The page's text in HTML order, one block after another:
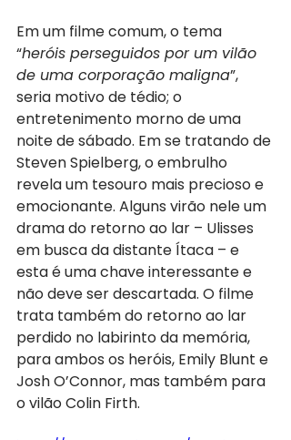
Em um filme comum, o tema
“heróis perseguidos por um vilão
de uma corporação maligna”,
seria motivo de tédio; o
entretenimento morno de uma
noite de sábado. Em se tratando de
Steven Spielberg, o embrulho
revela um tesouro mais precioso e
emocionante. Alguns virão nele um
drama do retorno ao lar – Ulisses
em busca da distante Ítaca – e
esta é uma chave interessante e
não deve ser descartada. O filme
trata também do retorno ao lar
perdido no labirinto da memória,
para ambos os heróis, Emily Blunt e
Josh O’Connor, mas também para
o vilão Colin Firth.